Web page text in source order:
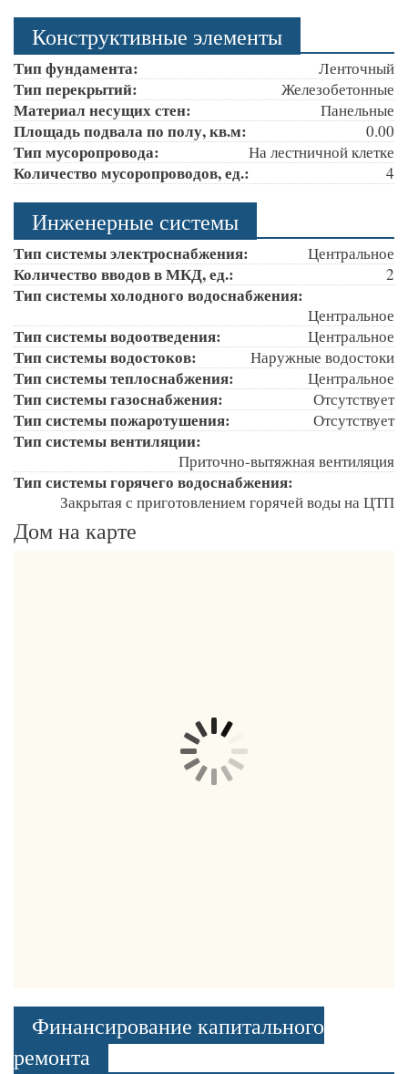
Конструктивные элементы
Тип фундамента: Ленточный
Тип перекрытий: Железобетонные
Материал несущих стен: Панельные
Площадь подвала по полу, кв.м: 0.00
Тип мусоропровода: На лестничной клетке
Количество мусоропроводов, ед.: 4
Инженерные системы
Тип системы электроснабжения: Центральное
Количество вводов в МКД, ед.: 2
Тип системы холодного водоснабжения:
Центральное
Тип системы водоотведения: Центральное
Тип системы водостоков: Наружные водостоки
Тип системы теплоснабжения: Центральное
Тип системы газоснабжения: Отсутствует
Тип системы пожаротушения: Отсутствует
Тип системы вентиляции:
Приточно-вытяжная вентиляция
Тип системы горячего водоснабжения:
Закрытая с приготовлением горячей воды на ЦТП
Дом на карте
Финансирование капитального
ремонта